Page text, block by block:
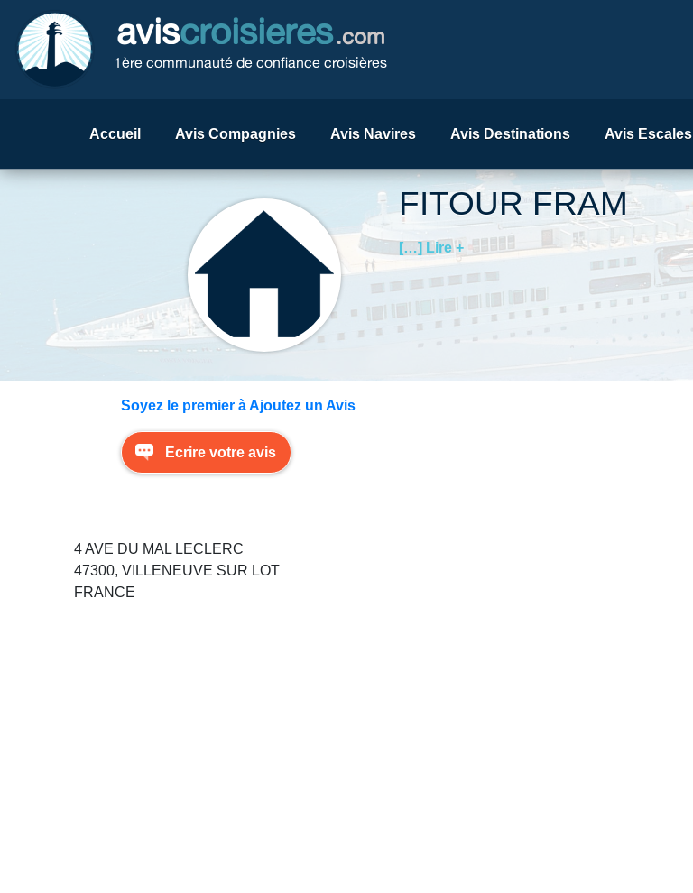
aviscroisieres.com
1ère communauté de confiance croisières
Accueil Avis Compagnies Avis Navires Avis Destinations Avis Escales
FITOUR FRAM
[…] Lire +
Soyez le premier à Ajoutez un Avis
Ecrire votre avis
4 AVE DU MAL LECLERC
47300, VILLENEUVE SUR LOT
FRANCE